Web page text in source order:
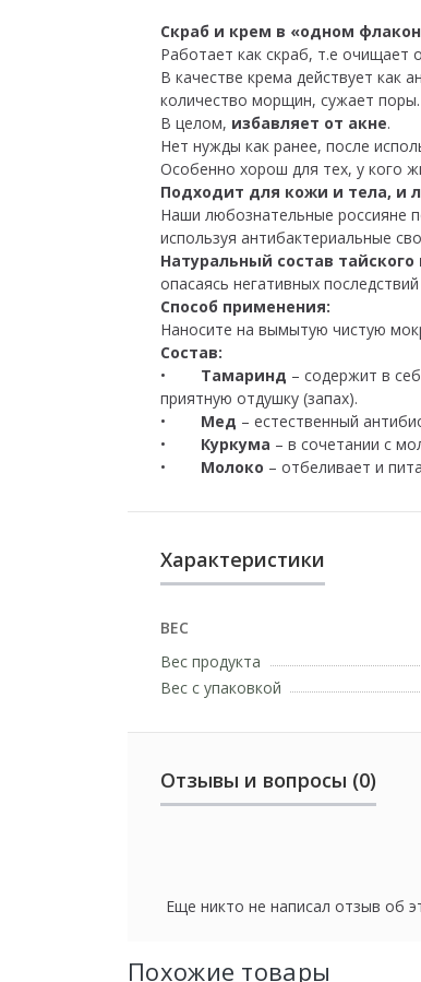
Скраб и крем в «одном
Работает как скраб, т.е
В качестве крема действует
количество морщин, сужает поры.
В целом, избавляет от акне.
Нет нужды как ранее, после
Особенно хорош для тех, у кого
Подходит для кожи и тела, и
Наши любознательные россияне
используя антибактериальные
Натуральный состав тайского
опасаясь негативных
Способ применения:
Наносите на вымытую чистую
Состав:
• Тамаринд – содержит в
приятную отдушку (запах).
• Мед – естественный
• Куркума – в сочетании с
• Молоко – отбеливает и
Характеристики
ВЕС
Вес продукта
Вес с упаковкой
Отзывы и вопросы (0)
Еще никто не написал отзыв об
Похожие товары